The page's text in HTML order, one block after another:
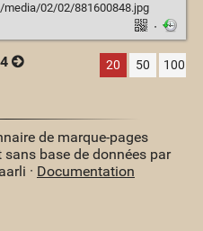
02/02/881600848.jpg
·
20 50 100
de marque-pages
base de données par
· Documentation